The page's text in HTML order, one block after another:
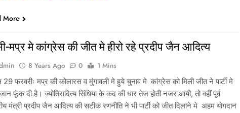
More
मप्र मे कांग्रेस की जीत मे हीरो रहे प्रदीप जैन आदित्य
8 Years Ago 0
1 Mins
29 फरवरीः मप्र की कोलारस व मुंगावली मे हुये चुनाव मे कांग्रेस को मिली जीत ने पार्टी मे
फूंक दी है। ज्योतिरादित्य सिंधिया के कद की धार तेज होती नजर आयी, तो वहीं पूर्व
मंत्री प्रदीप जैन आदित्य की सटीक रणनीति ने भी पार्टी को जीत दिलाने मे अहम योगदान